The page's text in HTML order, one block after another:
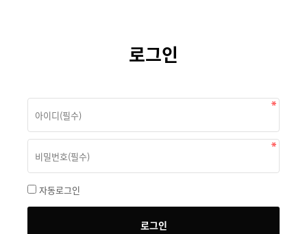
로그인
자동로그인